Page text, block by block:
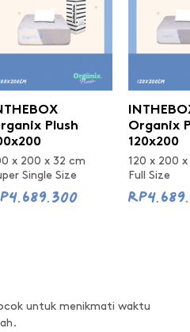
Plush
x 200 x 32 cm
Single Size
Organix
120x200
120 x 200
Full Size
untuk menikmati waktu